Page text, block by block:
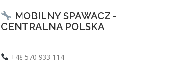
MOBILNY SPAWACZ -
CENTRALNA POLSKA
+48 570 933 114